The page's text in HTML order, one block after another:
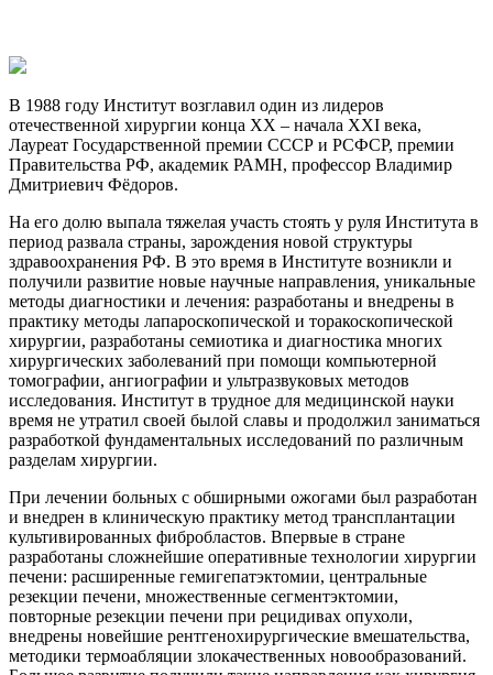
В 1988 году Институт возглавил один из лидеров
отечественной хирургии конца ХХ – начала ХХI века,
Лауреат Государственной премии СССР и РСФСР, премии
Правительства РФ, академик РАМН, профессор Владимир
Дмитриевич Фёдоров.
На его долю выпала тяжелая участь стоять у руля Института в
период развала страны, зарождения новой структуры
здравоохранения РФ. В это время в Институте возникли и
получили развитие новые научные направления, уникальные
методы диагностики и лечения: разработаны и внедрены в
практику методы лапароскопической и торакоскопической
хирургии, разработаны семиотика и диагностика многих
хирургических заболеваний при помощи компьютерной
томографии, ангиографии и ультразвуковых методов
исследования. Институт в трудное для медицинской науки
время не утратил своей былой славы и продолжил заниматься
разработкой фундаментальных исследований по различным
разделам хирургии.
При лечении больных с обширными ожогами был разработан
и внедрен в клиническую практику метод трансплантации
культивированных фибробластов. Впервые в стране
разработаны сложнейшие оперативные технологии хирургии
печени: расширенные гемигепатэктомии, центральные
резекции печени, множественные сегментэктомии,
повторные резекции печени при рецидивах опухоли,
внедрены новейшие рентгенохирургические вмешательства,
методики термоабляции злокачественных новообразований.